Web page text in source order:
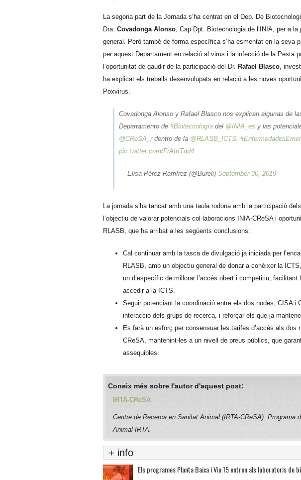
La segona part de la Jornada s’ha centrat en el Dep. De
Dra. Covadonga Alonso, Cap Dpt. Biotecnologia de l’INIA, per a
general. Però també de forma específica s’ha esmentat en la seva
per aquest Departament en relació al virus i la infecció de la Pesta
l’oportunitat de gaudir de la participació del Dr. Rafael Blasco,
ha explicat els treballs desenvolupats en relació a les noves
Poxvirus.
Covadonga Alonso y Rafael Blasco nos explican algunas de
Departamento de #Biotecnología del @INIA_es y las
@CReSA_rdentro de la @RLASB_ICTS.
pic.twitter.com/FrAItfTdd4
— Elisa Pérez-Ramírez (@Bureli) September 30, 2019
La jornada s’ha tancat amb una taula rodona amb la participació
l’objectiu de valorar potencials col·laboracions INIA-CReSA i
RLASB, que ha arribat a les següents conclusions:
Cal continuar amb la tasca de divulgació ja iniciada per
RLASB, amb un objectiu general de donar a conèixer la
un d’específic de millorar l’accés obert i competitiu,
accedir a la ICTS.
Seguir potenciant la coordinació entre els dos nodes, CISA i
interacció dels grups de recerca, i reforçar els que ja
Es farà un esforç per consensuar les tarifes d’accés als dos
CReSA, mantenint-les a un nivell de preus públics, que
assequibles.
Coneix més sobre l'autor d'aquest post:
IRTA-CReSA
Centre de Recerca en Sanitat Animal (IRTA-CReSA). Programa
Animal IRTA.
+ info
Els programes Planta Baixa i Via 15 entren als laboratoris de